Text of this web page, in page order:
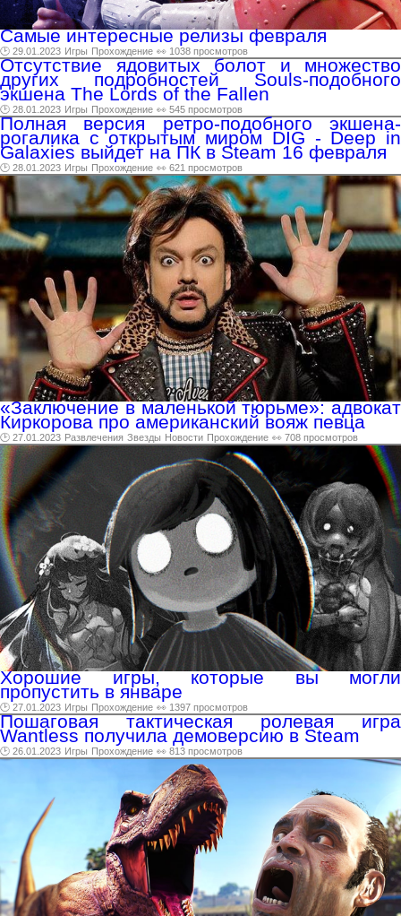
Самые интересные релизы февраля
🕑 29.01.2023 Игры Прохождение 👀 1038 просмотров
Отсутствие ядовитых болот и множество
других подробностей Souls-подобного
экшена The Lords of the Fallen
🕑 28.01.2023 Игры Прохождение 👀 545 просмотров
Полная версия ретро-подобного экшена-
рогалика с открытым миром DIG - Deep in
Galaxies выйдет на ПК в Steam 16 февраля
🕑 28.01.2023 Игры Прохождение 👀 621 просмотров
«Заключение в маленькой тюрьме»: адвокат
Киркорова про американский вояж певца
🕑 27.01.2023 Развлечения Звезды Новости Прохождение 👀 708 просмотров
Хорошие игры, которые вы могли
пропустить в январе
🕑 27.01.2023 Игры Прохождение 👀 1397 просмотров
Пошаговая тактическая ролевая игра
Wantless получила демоверсию в Steam
🕑 26.01.2023 Игры Прохождение 👀 813 просмотров